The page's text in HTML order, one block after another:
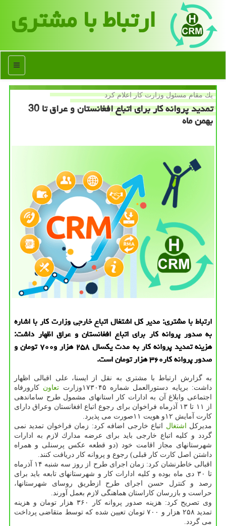
ارتباط با مشتری
منو
یك مقام مسئول وزارت كار اعلام كرد
تمدید پروانه كار برای اتباع افغانستان و عراق تا 30
بهمن ماه
ارتباط با مشتری: مدیر كل اشتغال اتباع خارجی وزارت كار با اشاره
به صدور پروانه كار برای اتباع افغانستان و عراق اظهار داشت:
هزینه تمدید پروانه كار به مدت یكسال ۲۵۸ هزار و۷۰۰ تومان و
صدور پروانه كار۳۶۰ هزار تومان است.
به گزارش ارتباط با مشتری به نقل از ایسنا، علی اقبالی اظهار
داشت: برپایه دستورالعمل شماره ۱۷۳۰۴۵وزارت
تعاون كارورفاه
اجتماعی وابلاغ آن به ادارات كار استانهای مشمول طرح ساماندهی
از ۱۱ تا ۱۳ آذرماه فراخوان برای رجوع اتباع افغانستان وعراق دارای
كارت آمایش ۱۲و هویت ۱۱صورت می پذیرد.
مدیركل اشتغال اتباع خارجی اضافه كرد: زمان فراخوان تمدید نمی
گردد و كلیه اتباع خارجی باید برای عرضه مدارك لازم به ادارات
شهرستانهای مجاز اقامت خود (دو قطعه عكس پرسنلی و همراه
داشتن اصل كارت كار قبلی) رجوع و پروانه كار دریافت كنند.
اقبالی خاطرنشان كرد: زمان اجرای طرح از روز سه شنبه ۱۴ آذرماه
تا ۳۰ دی ماه بوده و كلیه ادارات كار و شهرستانهای تابعه باید برای
رصد و كنترل حسن اجرای طرح ازطریق روسای شهرستانها،
حراست و بازرسان كاراستان هماهنگی لازم بعمل آورند.
وی تصریح كرد: هزینه صدور پروانه كار ۳۶۰ هزار تومان و هزینه
تمدید ۲۵۸ هزار و ۷۰۰ تومان تعیین شده كه توسط متقاضی پرداخت
می گردد.